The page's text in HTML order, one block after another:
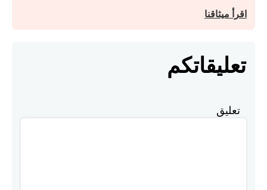
اقرأ ميثاقنا
تعليقاتكم
تعليق